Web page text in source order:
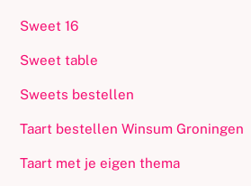
Sweet 16
Sweet table
Sweets bestellen
Taart bestellen Winsum Groningen
Taart met je eigen thema